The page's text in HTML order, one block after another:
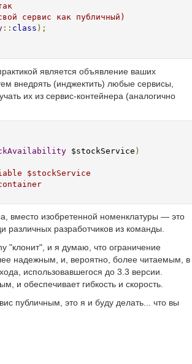
сервис как публичный)
:: class );
является объявление ваших
внедрять (инджектить) любые сервисы,
их из сервис-контейнера (аналогично
$stockService )
$stockService
вместо изобретенной номенклатуры — это
разработчиков из команды.
"клонит", и я думаю, что ограничение
надежным, и, вероятно, более читаемым, в
использовавшегося до 3.3 версии.
и обеспечивает гибкость и скорость.
публичным, это я и буду делать... что вы